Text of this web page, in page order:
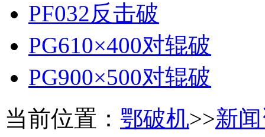
PF032反击破
PG610×400对辊破
PG900×500对辊破
当前位置： 鄂破机>>新